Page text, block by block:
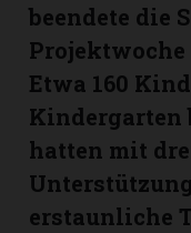
beendete die
Etwa 160
Kindergarten
hatten mit
erstaunliche